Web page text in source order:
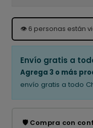
👁️ 6 personas están
Envío gratis a
Agrega 3 o más
envío gratis a todo
🛡️ Compra con